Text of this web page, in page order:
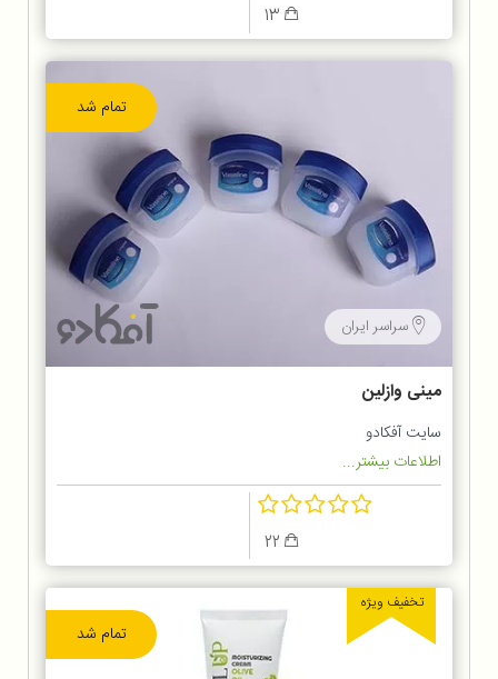
تمام شد
سراسر ایران
مینی وازلین
سایت آفکادو
اطلاعات بیشتر...
تمام شد
تخفیف ویژه